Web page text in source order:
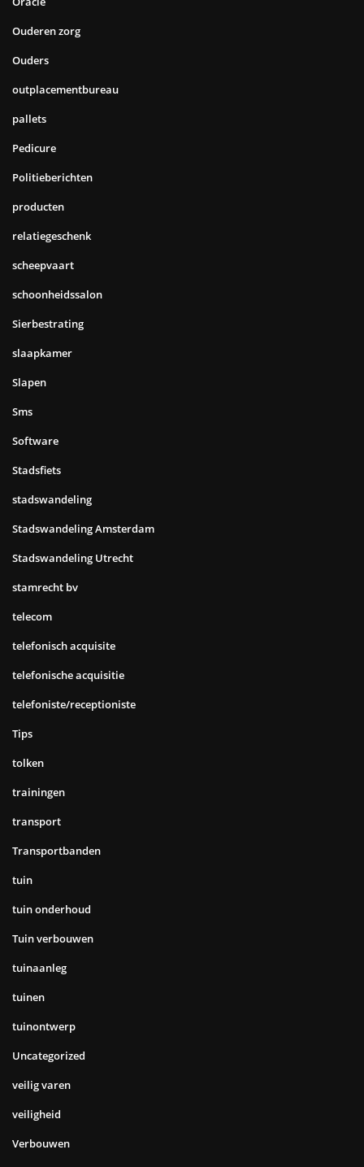
Ouderen zorg
Ouders
outplacementbureau
pallets
Pedicure
Politieberichten
producten
relatiegeschenk
scheepvaart
schoonheidssalon
Sierbestrating
slaapkamer
Slapen
Sms
Software
Stadsfiets
stadswandeling
Stadswandeling Amsterdam
Stadswandeling Utrecht
stamrecht bv
telecom
telefonisch acquisite
telefonische acquisitie
telefoniste/receptioniste
Tips
tolken
trainingen
transport
Transportbanden
tuin
tuin onderhoud
Tuin verbouwen
tuinaanleg
tuinen
tuinontwerp
Uncategorized
veilig varen
veiligheid
Verbouwen